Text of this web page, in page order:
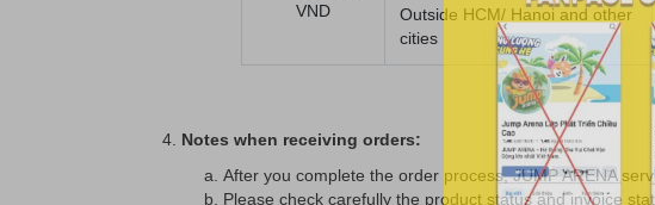
VND
Outside HCM/ Hanoi and other
cities
Notes when receiving orders:
After you complete the order process, JUMP ARENA
Please check carefully the product status and invoice